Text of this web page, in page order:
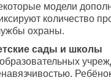
модели
количество
охраны.
сады и школы